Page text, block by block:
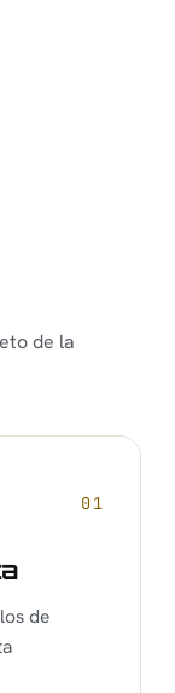
de la
01
de